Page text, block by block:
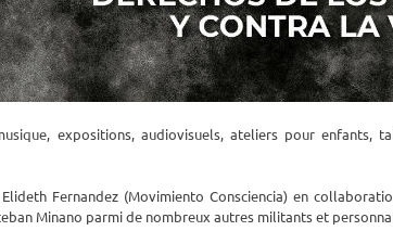
expositions, audiovisuels, ateliers pour enfants,
Fernandez (Movimiento Consciencia) en
Minano parmi de nombreux autres militants et